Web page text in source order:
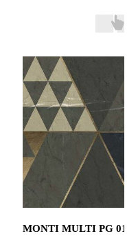
MONTI MULTI PG 01